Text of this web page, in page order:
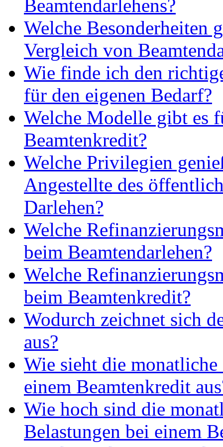
Beamtendarlehens?
Welche Besonderheiten
Vergleich von
Wie finde ich den
für den eigenen Bedarf?
Welche Modelle gibt es
Beamtenkredit?
Welche Privilegien
Angestellte des
Darlehen?
Welche
beim Beamtendarlehen?
Welche
beim Beamtenkredit?
Wodurch zeichnet sich
aus?
Wie sieht die
einem Beamtenkredit
Wie hoch sind die
Belastungen bei einem